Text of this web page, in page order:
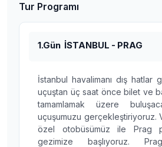
Tur Programı
1.Gün İSTANBUL - PRAG
İstanbul havalimanı dış hatlar
uçuştan üç saat önce bilet ve
tamamlamak üzere
uçuşumuzu gerçekleştiriyoruz.
özel otobüsümüz ile Prag
gezimize başlıyoruz.